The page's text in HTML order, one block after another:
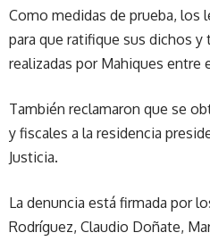
Como medidas de prueba, los
para que ratifique sus dichos
realizadas por Mahiques entre
También reclamaron que se
y fiscales a la residencia
Justicia.
La denuncia está firmada por
Rodríguez, Claudio Doñate,